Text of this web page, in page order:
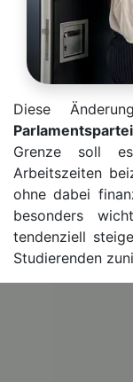
Diese
Grenze soll
Arbeitszeiten
ohne dabei
besonders
tendenziell
Studierenden